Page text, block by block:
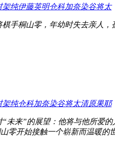
架纯伊藤英明仓科加奈染谷将太
手桐山零，年幼时失去亲人
架纯仓科加奈染谷将太清原果耶
“未来”的展望：他将与他所爱
零开始接触一个崭新而温暖